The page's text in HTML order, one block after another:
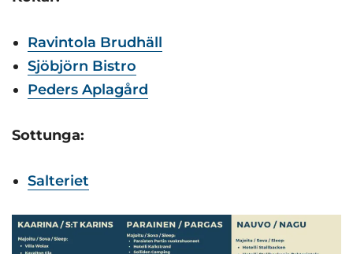
Ravintola Brudhäll
Sjöbjörn Bistro
Peders Aplagård
Sottunga:
Salteriet